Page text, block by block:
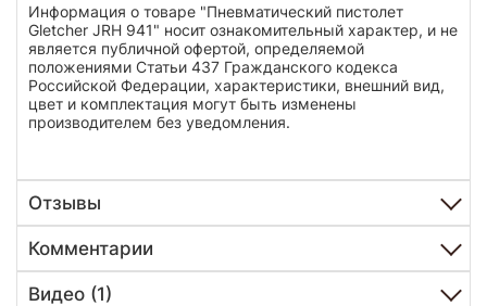
Информация о товаре "Пневматический пистолет
Gletcher JRH 941" носит ознакомительный характер, и не
является публичной офертой, определяемой
положениями Статьи 437 Гражданского кодекса
Российской Федерации, характеристики, внешний вид,
цвет и комплектация могут быть изменены
производителем без уведомления.
Отзывы
Комментарии
Видео (1)